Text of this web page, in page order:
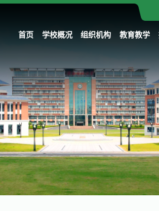
首页 学校概况 组织机构 教育教学